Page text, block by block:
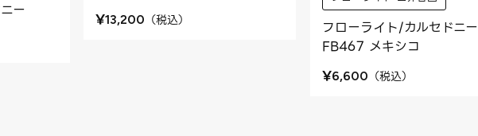
ー
¥13,200 （税込）
フローライト/カルセドニー
FB467 メキシコ
¥6,600 （税込）